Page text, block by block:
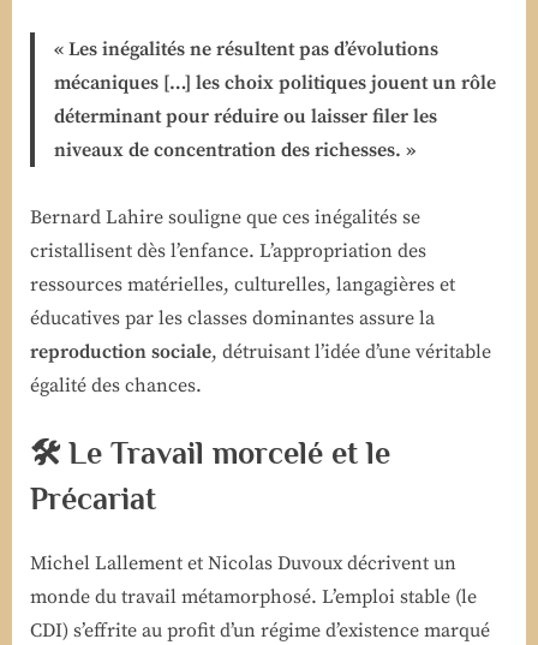
« Les inégalités ne résultent pas d’évolutions
mécaniques […] les choix politiques jouent un rôle
déterminant pour réduire ou laisser filer les
niveaux de concentration des richesses. »
Bernard Lahire souligne que ces inégalités se
cristallisent dès l’enfance. L’appropriation des
ressources matérielles, culturelles, langagières et
éducatives par les classes dominantes assure la
reproduction sociale, détruisant l’idée d’une véritable
égalité des chances.
🛠️ Le Travail morcelé et le
Précariat
Michel Lallement et Nicolas Duvoux décrivent un
monde du travail métamorphosé. L’emploi stable (le
CDI) s’effrite au profit d’un régime d’existence marqué